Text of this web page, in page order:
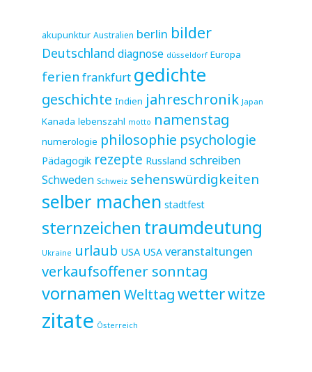
akupunktur Australien berlin bilder
Deutschland diagnose düsseldorf Europa
ferien frankfurt gedichte
geschichte Indien jahreschronik Japan
Kanada lebenszahl motto namenstag
numerologie philosophie psychologie
Pädagogik rezepte Russland schreiben
Schweden Schweiz sehenswürdigkeiten
selber machen stadtfest
sternzeichen traumdeutung
Ukraine urlaub USA USA veranstaltungen
verkaufsoffener sonntag
vornamen Welttagwetterwitze
zitate Österreich